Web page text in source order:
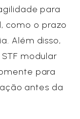
para
como o prazo
Além disso,
modular
para
antes da